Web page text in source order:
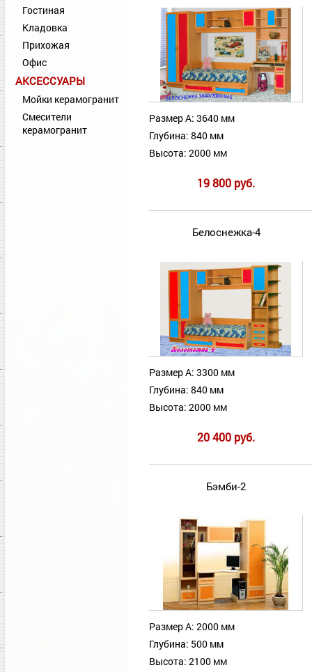
Гостиная
Кладовка
Прихожая
Офис
АКСЕССУАРЫ
Мойки керамогранит
Смесители
керамогранит
Размер А: 3640 мм
Глубина: 840 мм
Высота: 2000 мм
19 800 руб.
Белоснежка-4
Размер А: 3300 мм
Глубина: 840 мм
Высота: 2000 мм
20 400 руб.
Бэмби-2
Размер А: 2000 мм
Глубина: 500 мм
Высота: 2100 мм